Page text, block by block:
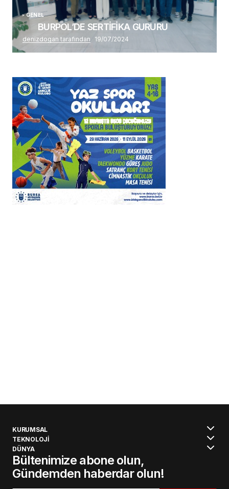
GENEL
BURPOL’DE SERTİFİKA GURURU
denizdogan tarafından 19/07/2024
KURUMSAL
TEKNOLOJİ
DÜNYA
Bültenimize abone olun,
Gündemden haberdar olun!